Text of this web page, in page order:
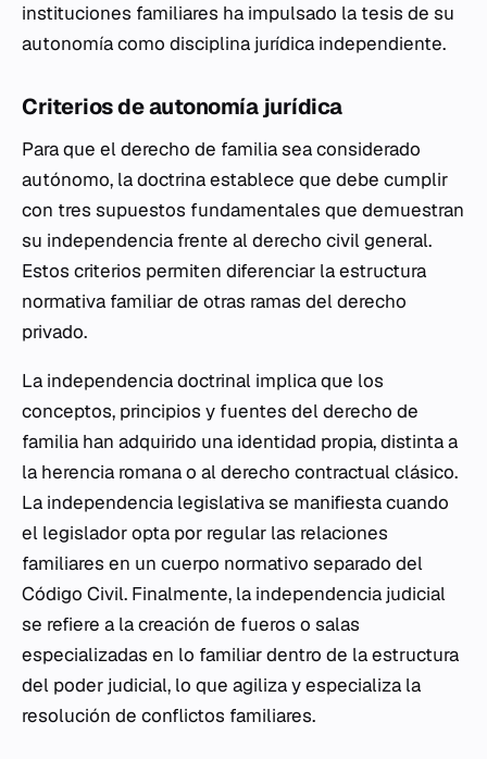
instituciones familiares ha impulsado la tesis de su
autonomía como disciplina jurídica independiente.
Criterios de autonomía jurídica
Para que el derecho de familia sea considerado
autónomo, la doctrina establece que debe cumplir
con tres supuestos fundamentales que demuestran
su independencia frente al derecho civil general.
Estos criterios permiten diferenciar la estructura
normativa familiar de otras ramas del derecho
privado.
La independencia doctrinal implica que los
conceptos, principios y fuentes del derecho de
familia han adquirido una identidad propia, distinta a
la herencia romana o al derecho contractual clásico.
La independencia legislativa se manifiesta cuando
el legislador opta por regular las relaciones
familiares en un cuerpo normativo separado del
Código Civil. Finalmente, la independencia judicial
se refiere a la creación de fueros o salas
especializadas en lo familiar dentro de la estructura
del poder judicial, lo que agiliza y especializa la
resolución de conflictos familiares.